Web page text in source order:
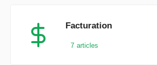
Facturation
7 articles